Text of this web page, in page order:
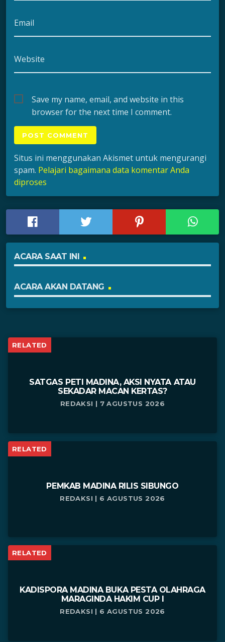
Email
Website
Save my name, email, and website in this
browser for the next time I comment.
Situs ini menggunakan Akismet untuk mengurangi
spam. Pelajari bagaimana data komentar Anda
diproses
ACARA SAAT INI
ACARA AKAN DATANG
RELATED
SATGAS PETI MADINA, AKSI NYATA ATAU
SEKADAR MACAN KERTAS?
REDAKSI | 7 AGUSTUS 2026
RELATED
PEMKAB MADINA RILIS SIBUNGO
REDAKSI | 6 AGUSTUS 2026
RELATED
KADISPORA MADINA BUKA PESTA OLAHRAGA
MARAGINDA HAKIM CUP I
REDAKSI | 6 AGUSTUS 2026